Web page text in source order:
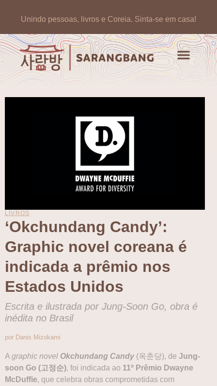
Unindo pessoas, livros e Coreia. Sinta-se em casa!
LIVROS
‘Okchundang Candy’:
Graphic novel coreana é
indicada a prêmio nos
Estados Unidos
Escrita e ilustrada por Jung-Soon Go, obra é
inédita no Brasil
por Danis Mizokami
A graphic novel Okchundang Candy (옥춘당), de Jung-
soon Go (고정순), foi indicada ao 11º Prêmio Dwayne
McDuffie, que celebra obras comprometidas com